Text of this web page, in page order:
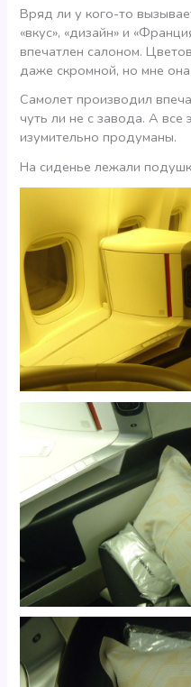
Вряд ли у кого-то
«вкус», «дизайн» и
впечатлен салоном.
даже скромной, но мне
Самолет производил
чуть ли не с завода. А
изумительно продуманы.
На сиденье лежали